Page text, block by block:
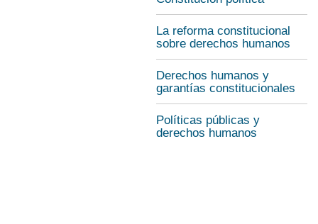
La reforma constitucional
sobre derechos humanos
Derechos humanos y
garantías constitucionales
Políticas públicas y
derechos humanos